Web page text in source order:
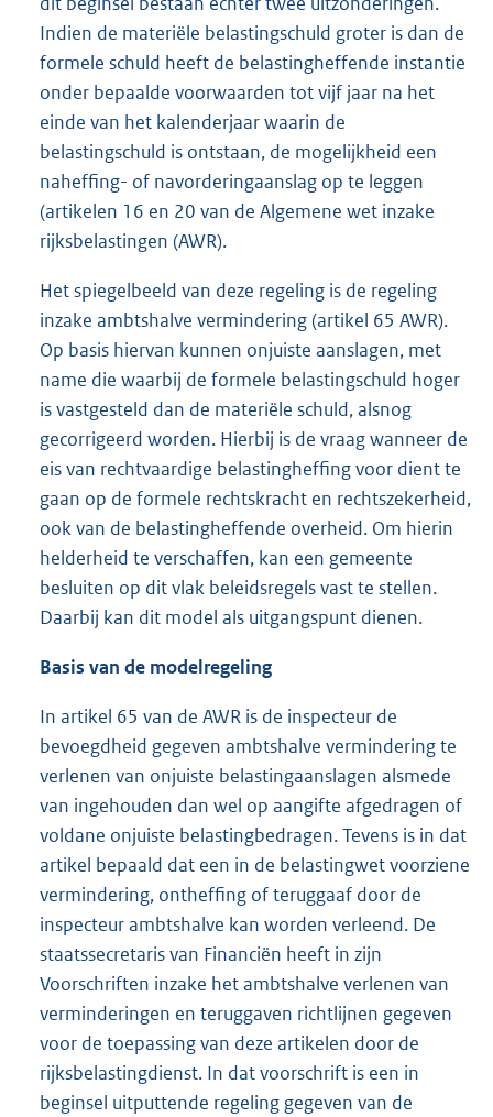
Indien de materiële belastingschuld groter is dan de
formele schuld heeft de belastingheffende instantie
onder bepaalde voorwaarden tot vijf jaar na het
einde van het kalenderjaar waarin de
belastingschuld is ontstaan, de mogelijkheid een
naheffing- of navorderingaanslag op te leggen
(artikelen 16 en 20 van de Algemene wet inzake
rijksbelastingen (AWR).
Het spiegelbeeld van deze regeling is de regeling
inzake ambtshalve vermindering (artikel 65 AWR).
Op basis hiervan kunnen onjuiste aanslagen, met
name die waarbij de formele belastingschuld hoger
is vastgesteld dan de materiële schuld, alsnog
gecorrigeerd worden. Hierbij is de vraag wanneer de
eis van rechtvaardige belastingheffing voor dient te
gaan op de formele rechtskracht en rechtszekerheid,
ook van de belastingheffende overheid. Om hierin
helderheid te verschaffen, kan een gemeente
besluiten op dit vlak beleidsregels vast te stellen.
Daarbij kan dit model als uitgangspunt dienen.
Basis van de modelregeling
In artikel 65 van de AWR is de inspecteur de
bevoegdheid gegeven ambtshalve vermindering te
verlenen van onjuiste belastingaanslagen alsmede
van ingehouden dan wel op aangifte afgedragen of
voldane onjuiste belastingbedragen. Tevens is in dat
artikel bepaald dat een in de belastingwet voorziene
vermindering, ontheffing of teruggaaf door de
inspecteur ambtshalve kan worden verleend. De
staatssecretaris van Financiën heeft in zijn
Voorschriften inzake het ambtshalve verlenen van
verminderingen en teruggaven richtlijnen gegeven
voor de toepassing van deze artikelen door de
rijksbelastingdienst. In dat voorschrift is een in
beginsel uitputtende regeling gegeven van de